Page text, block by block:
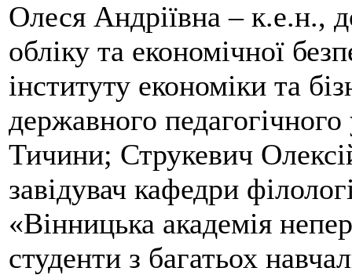
Олеся Андріївна – к.е.н.,
обліку та економічної
інституту економіки та
державного
Тичини; Струкевич
завідувач кафедри
«Вінницька академія
студенти з багатьох